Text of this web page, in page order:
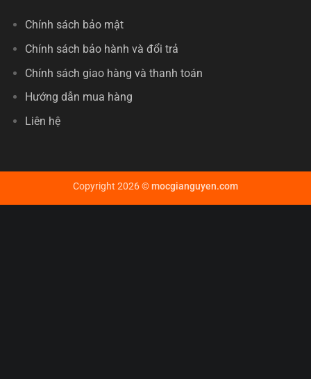
Chính sách bảo mật
Chính sách bảo hành và đổi trả
Chính sách giao hàng và thanh toán
Hướng dẫn mua hàng
Liên hệ
Copyright 2026 ©mocgianguyen.com